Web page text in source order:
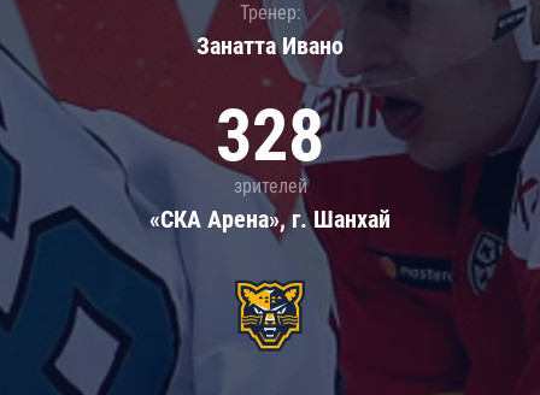
Тренер:
Занатта Иванo
328
зрителей
«СКА Арена», г. Шанхай